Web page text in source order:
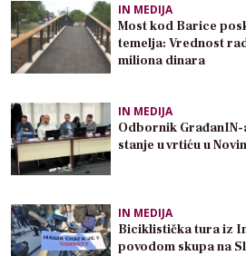
IN MEDIJA
Most kod Barice
temelja: Vrednost
miliona dinara
IN MEDIJA
Odbornik GrađanIN-
stanje u vrtiću u
IN MEDIJA
Biciklistička tura iz
povodom skupa na